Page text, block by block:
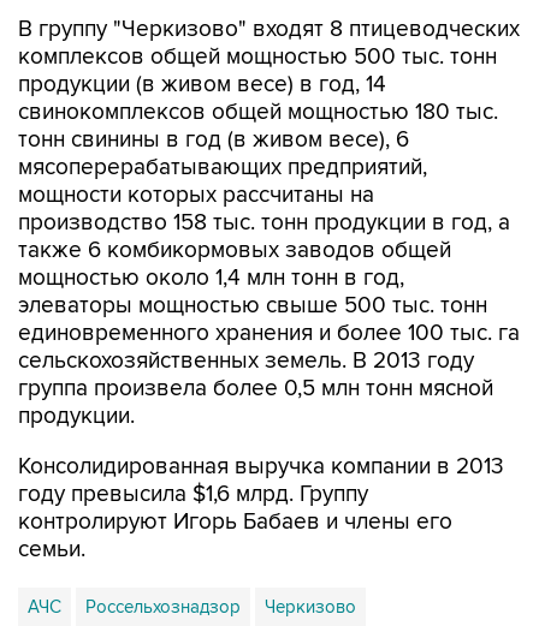
В группу "Черкизово" входят 8 птицеводческих
комплексов общей мощностью 500 тыс. тонн
продукции (в живом весе) в год, 14
свинокомплексов общей мощностью 180 тыс.
тонн свинины в год (в живом весе), 6
мясоперерабатывающих предприятий,
мощности которых рассчитаны на
производство 158 тыс. тонн продукции в год, а
также 6 комбикормовых заводов общей
мощностью около 1,4 млн тонн в год,
элеваторы мощностью свыше 500 тыс. тонн
единовременного хранения и более 100 тыс. га
сельскохозяйственных земель. В 2013 году
группа произвела более 0,5 млн тонн мясной
продукции.
Консолидированная выручка компании в 2013
году превысила $1,6 млрд. Группу
контролируют Игорь Бабаев и члены его
семьи.
АЧС Россельхознадзор Черкизово